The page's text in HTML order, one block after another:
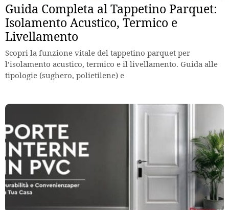
Guida Completa al Tappetino Parquet:
Isolamento Acustico, Termico e
Livellamento
Scopri la funzione vitale del tappetino parquet per
l’isolamento acustico, termico e il livellamento. Guida alle
tipologie (sughero, polietilene) e